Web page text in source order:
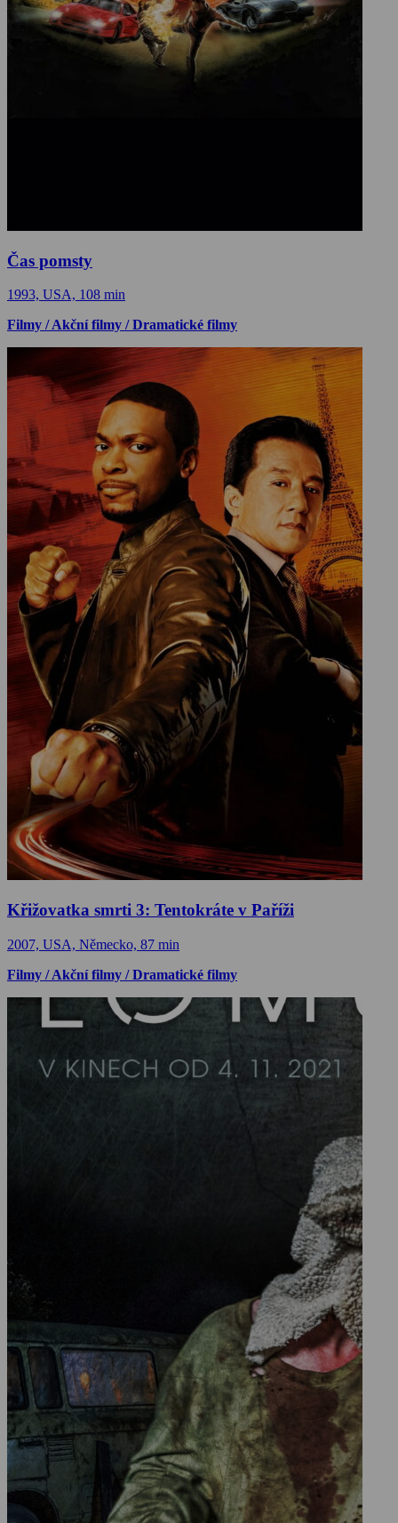
Čas pomsty
1993, USA, 108 min
Filmy / Akční filmy / Dramatické filmy
Křižovatka smrti 3: Tentokráte v Paříži
2007, USA, Německo, 87 min
Filmy / Akční filmy / Dramatické filmy